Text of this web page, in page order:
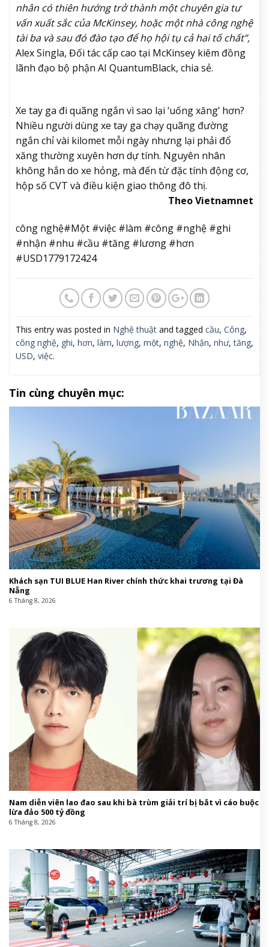
nhân có thiên hướng trở thành một chuyên gia tư
vấn xuất sắc của McKinsey, hoặc một nhà công nghệ
tài ba và sau đó đào tạo để họ hội tụ cả hai tố chất”,
Alex Singla, Đối tác cấp cao tại McKinsey kiêm đồng
lãnh đạo bộ phận AI QuantumBlack, chia sẻ.
Xe tay ga đi quãng ngắn vì sao lại ‘uống xăng’ hơn?
Nhiều người dùng xe tay ga chạy quãng đường
ngắn chỉ vài kilomet mỗi ngày nhưng lại phải đổ
xăng thường xuyên hơn dự tính. Nguyên nhân
không hẳn do xe hỏng, mà đến từ đặc tính động cơ,
hộp số CVT và điều kiện giao thông đô thị.
Theo Vietnamnet
công nghệ#Một #việc #làm #công #nghệ #ghi
#nhận #nhu #cầu #tăng #lương #hơn
#USD1779172424
This entry was posted in Nghệ thuật and tagged cầu, Công,
công nghệ, ghi, hơn, làm, lượng, một, nghệ, Nhận, như,tăng,
USD, việc.
Tin cùng chuyên mục:
Khách sạn TUI BLUE Han River chính thức khai trương tại Đà
Nẵng
6 Tháng 8, 2026
Nam diễn viên lao đao sau khi bà trùm giải trí bị bắt vì cáo buộc
lừa đảo 500 tỷ đồng
6 Tháng 8, 2026